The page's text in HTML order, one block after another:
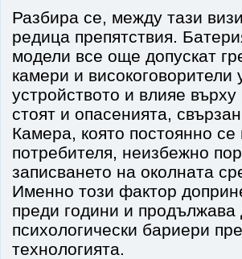
Разбира се, между тази
редица препятствия.
модели все още допускат
камери и високоговорители
устройството и влияе
стоят и опасенията,
Камера, която постоянно
потребителя, неизбежно
записването на околната
Именно този фактор
преди години и
психологически бариери
технологията.